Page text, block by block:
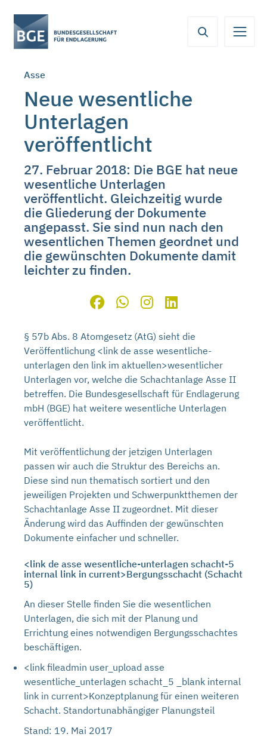
aus
folgenden
springen:
Inhaltsbereich
Navigation
Metamenü
Servicemenü
Asse
Neue wesentliche
Unterlagen
veröffentlicht
27. Februar 2018: Die BGE hat neue
wesentliche Unterlagen
veröffentlicht. Gleichzeitig wurde
die Gliederung der Dokumente
angepasst. Sie sind nun nach den
wesentlichen Themen geordnet und
die gewünschten Dokumente damit
leichter zu finden.
§ 57b Abs. 8 Atomgesetz (AtG) sieht die
Veröffentlichung <link de asse wesentliche-
unterlagen den link im aktuellen>wesentlicher
Unterlagen vor, welche die Schachtanlage Asse II
betreffen. Die Bundesgesellschaft für Endlagerung
mbH (BGE) hat weitere wesentliche Unterlagen
veröffentlicht.
Mit veröffentlichung der jetzigen Unterlagen
passen wir auch die Struktur des Bereichs an.
Diese sind nun thematisch sortiert und den
jeweiligen Projekten und Schwerpunktthemen der
Schachtanlage Asse II zugeordnet. Mit dieser
Änderung wird das Auffinden der gewünschten
Dokumente einfacher und schneller.
<link de asse wesentliche-unterlagen schacht-5
internal link in current>Bergungsschacht (Schacht
5)
An dieser Stelle finden Sie die wesentlichen
Unterlagen, die sich mit der Planung und
Errichtung eines notwendigen Bergungsschachtes
beschäftigen.
<link fileadmin user_upload asse
wesentliche_unterlagen schacht_5 _blank internal
link in current>Konzeptplanung für einen weiteren
Schacht. Standortunabhängiger Planungsteil
Stand: 19. Mai 2017